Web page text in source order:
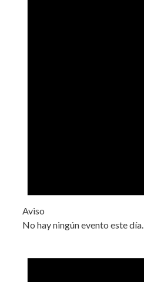
Aviso
No hay ningún evento este día.